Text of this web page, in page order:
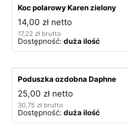
Koc polarowy Karen zielony
14,00 zł netto
17,22 zł brutto
Dostępność: duża ilość
Poduszka ozdobna Daphne
25,00 zł netto
30,75 zł brutto
Dostępność: duża ilość